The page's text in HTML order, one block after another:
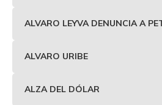
ALVARO LEYVA DENUNCIA A
ALVARO URIBE
ALZA DEL DÓLAR